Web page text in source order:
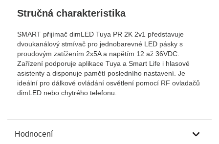
Stručná charakteristika
SMART přijímač dimLED Tuya PR 2K 2v1 představuje
dvoukanálový stmívač pro jednobarevné LED pásky s
proudovým zatížením 2x5A a napětím 12 až 36VDC.
Zařízení podporuje aplikace Tuya a Smart Life i hlasové
asistenty a disponuje pamětí posledního nastavení. Je
ideální pro dálkové ovládání osvětlení pomocí RF ovladačů
dimLED nebo chytrého telefonu.
Hodnocení